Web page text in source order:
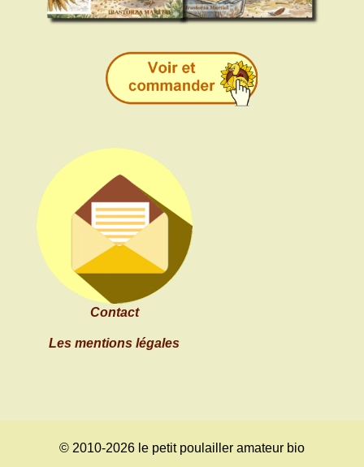
Contact
Les mentions légales
© 2010-2026 le petit poulailler amateur bio